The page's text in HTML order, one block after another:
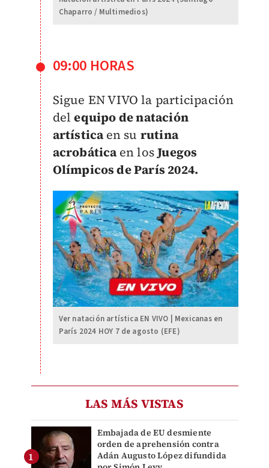
Chaparro / Multimedios)
09:00 HORAS
Sigue EN VIVO la participación
delequipo de natación
artísticaen su rutina
acrobáticaen losJuegos
Olímpicos de París 2024.
Ver natación artística EN VIVO | Mexicanas en
París 2024 HOY 7 de agosto (EFE)
LAS MÁS VISTAS
Embajada de EU desmiente
orden de aprehensión contra
Adán Augusto López difundida